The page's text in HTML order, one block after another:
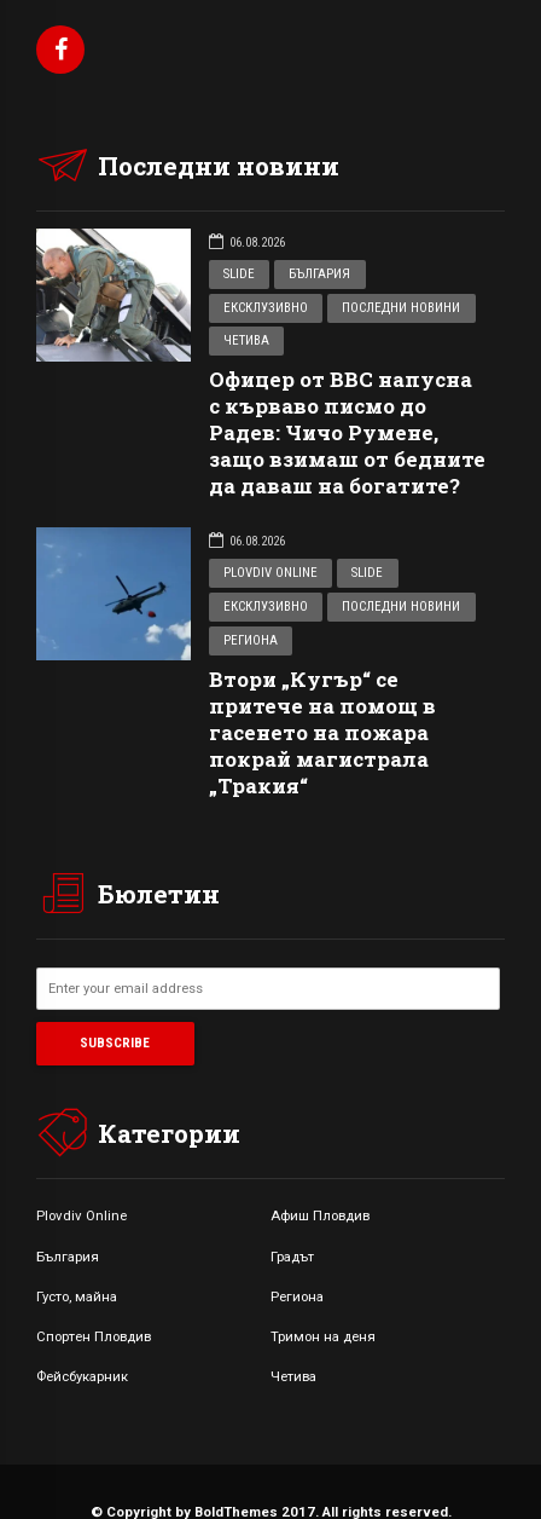
Последни новини
06.08.2026
SLIDE
БЪЛГАРИЯ
ЕКСКЛУЗИВНО ПОСЛЕДНИ НОВИНИ
ЧЕТИВА
Офицер от ВВС напусна
с кърваво писмо до
Радев: Чичо Румене,
защо взимаш от бедните
да даваш на богатите?
06.08.2026
PLOVDIV ONLINE
SLIDE
ЕКСКЛУЗИВНО ПОСЛЕДНИ НОВИНИ
РЕГИОНА
Втори „Кугър“ се
притече на помощ в
гасенето на пожара
покрай магистрала
„Тракия“
Бюлетин
Категории
Plovdiv Online Афиш Пловдив
България Градът
Густо, майна Региона
Спортен Пловдив Тримон на деня
Фейсбукарник Четива
© Copyright by BoldThemes 2017. All rights reserved.